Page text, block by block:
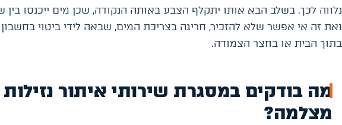
נלווה לכך. בשלב הבא אותו יתקלף הצבע באותה הנקודה, שכן מים ייכנסו בין
ואת זה אי אפשר שלא להזכיר, חריגה בצריכת המים, שבאה לידי ביטוי
בתוך הבית או בחצר הצמודה.
מה בודקים במסגרת שירותי איתור
מצלמה?